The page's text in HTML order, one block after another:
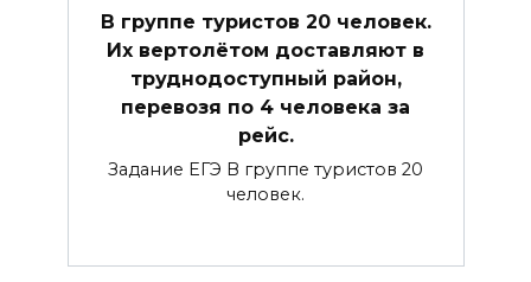
В группе туристов 20 человек.
Их вертолётом доставляют в
труднодоступный район,
перевозя по 4 человека за
рейс.
Задание ЕГЭ В группе туристов 20
человек.